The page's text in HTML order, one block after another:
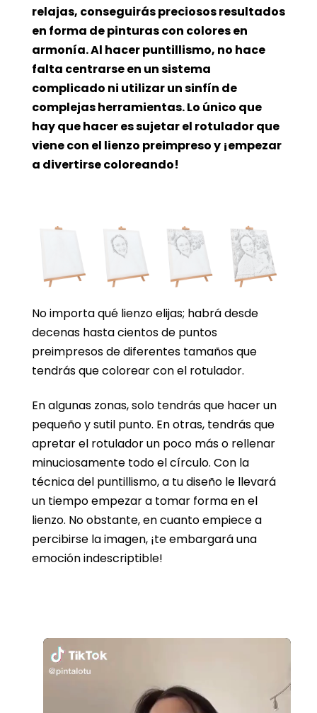
relajas, conseguirás preciosos resultados
en forma de pinturas con colores en
armonía. Al hacer puntillismo, no hace
falta centrarse en un sistema
complicado ni utilizar un sinfín de
complejas herramientas. Lo único que
hay que hacer es sujetar el rotulador que
viene con el lienzo preimpreso y ¡empezar
a divertirse coloreando!
No importa qué lienzo elijas; habrá desde
decenas hasta cientos de puntos
preimpresos de diferentes tamaños que
tendrás que colorear con el rotulador.
En algunas zonas, solo tendrás que hacer un
pequeño y sutil punto. En otras, tendrás que
apretar el rotulador un poco más o rellenar
minuciosamente todo el círculo. Con la
técnica del puntillismo, a tu diseño le llevará
un tiempo empezar a tomar forma en el
lienzo. No obstante, en cuanto empiece a
percibirse la imagen, ¡te embargará una
emoción indescriptible!